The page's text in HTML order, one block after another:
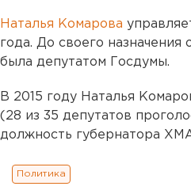
Наталья Комарова
года. До своего назначения
была депутатом Госдумы.
В 2015 году Наталья
(28 из 35 депутатов
должность губернатора
Политика